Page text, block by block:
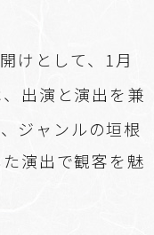
けとして、1月
出演と演出を兼
ジャンルの垣根
演出で観客を魅